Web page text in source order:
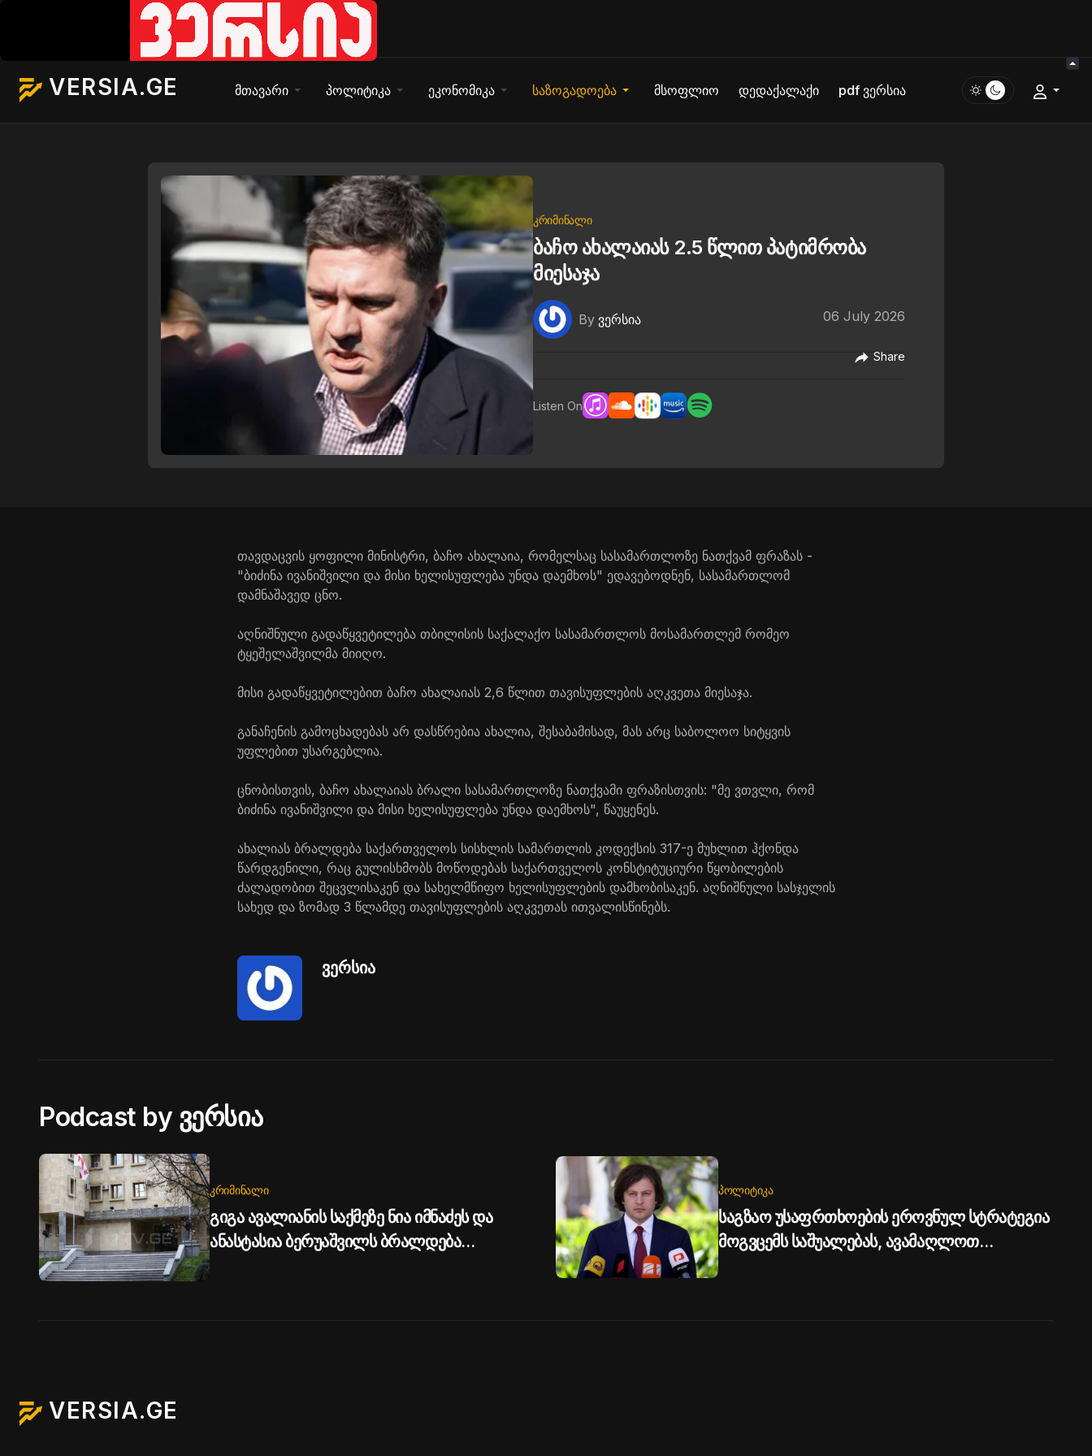
VERSIA.GE მთავარი პოლიტიკა ეკონომიკა საზოგადოება მსოფლიო დედაქალაქი pdf ვერსია
ᲙᲠᲘᲛᲘᲜᲐᲚᲘ
ბაჩო ახალაიას 2.5 წლით პატიმრობა
მიესაჯა
By ვერსია 06 July 2026
Share
Listen On
თავდაცვის ყოფილი მინისტრი, ბაჩო ახალაია, რომელსაც სასამართლოზე ნათქვამ ფრაზას -
"ბიძინა ივანიშვილი და მისი ხელისუფლება უნდა დაემხოს" ედავებოდნენ, სასამართლომ
დამნაშავედ ცნო.
აღნიშნული გადაწყვეტილება თბილისის საქალაქო სასამართლოს მოსამართლემ რომეო
ტყეშელაშვილმა მიიღო.
მისი გადაწყვეტილებით ბაჩო ახალაიას 2,6 წლით თავისუფლების აღკვეთა მიესაჯა.
განაჩენის გამოცხადებას არ დასწრებია ახალია, შესაბამისად, მას არც საბოლოო სიტყვის
უფლებით უსარგებლია.
ცნობისთვის, ბაჩო ახალაიას ბრალი სასამართლოზე ნათქვამი ფრაზისთვის: "მე ვთვლი, რომ
ბიძინა ივანიშვილი და მისი ხელისუფლება უნდა დაემხოს", წაუყენეს.
ახალიას ბრალდება საქართველოს სისხლის სამართლის კოდექსის 317-ე მუხლით ჰქონდა
წარდგენილი, რაც გულისხმობს მოწოდებას საქართველოს კონსტიტუციური წყობილების
ძალადობით შეცვლისაკენ და სახელმწიფო ხელისუფლების დამხობისაკენ. აღნიშნული სასჯელის
სახედ და ზომად 3 წლამდე თავისუფლების აღკვეთას ითვალისწინებს.
ვერსია
Podcast by ვერსია
ᲙᲠᲘᲛᲘᲜᲐᲚᲘ
გიგა ავალიანის საქმეზე ნია იმნაძეს და
ანასტასია ბერუაშვილს ბრალდება
ᲞᲝᲚᲘᲢᲘᲙᲐ
საგზაო უსაფრთხოების ეროვნულ სტრატეგია
მოგვცემს საშუალებას, ავამაღლოთ
უსაფრთხოების ხარისხი საქართველოს
VERSIA.GE